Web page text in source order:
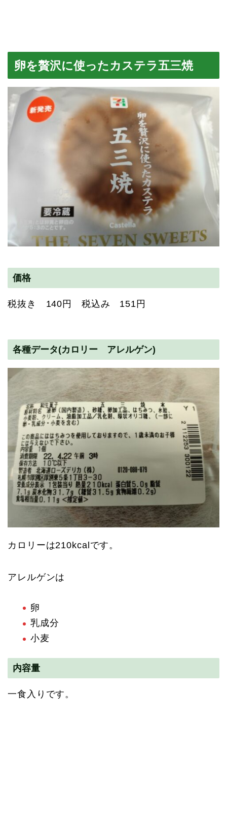
卵を贅沢に使ったカステラ五三焼
価格
税抜き 140円 税込み 151円
各種データ(カロリー アレルゲン)
カロリーは210kcalです。
アレルゲンは
卵
乳成分
小麦
内容量
一食入りです。